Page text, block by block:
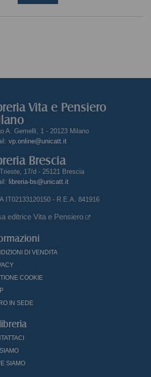
Vita e Pensiero
A. Gemelli, 1 - 20123 Milano
vp.online@unicatt.it
Brescia
17/d - 25121 Brescia
libreria-bs@unicatt.it
IT02133120150 - R.E.A. 841916
editrice Vita e Pensiero
DI VENDITA
COOKIE
IN SEDE
libreria
SIAMO